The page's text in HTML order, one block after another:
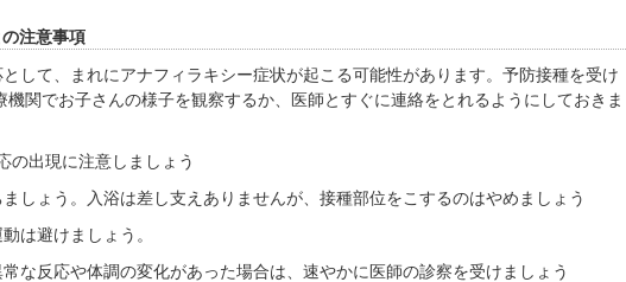
注意事項
として、まれにアナフィラキシー症状が起こる可能性があります。予防接種を受け
関でお子さんの様子を観察するか、医師とすぐに連絡をとれるようにしておきま
の出現に注意しましょう
ましょう。入浴は差し支えありませんが、接種部位をこするのはやめましょう
は避けましょう。
常な反応や体調の変化があった場合は、速やかに医師の診察を受けましょう